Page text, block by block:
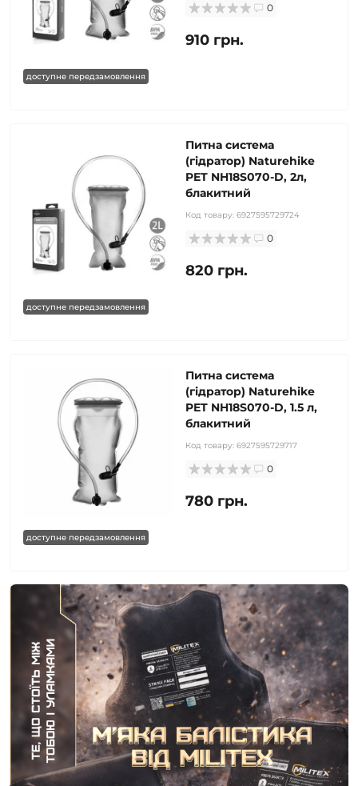
доступне передзамовлення
0
910 грн.
доступне передзамовлення
Питна система
(гідратор) Naturehike
PET NH18S070-D, 2л,
блакитний
Код товару: 6927595729724
0
820 грн.
доступне передзамовлення
Питна система
(гідратор) Naturehike
PET NH18S070-D, 1.5 л,
блакитний
Код товару: 6927595729717
0
780 грн.